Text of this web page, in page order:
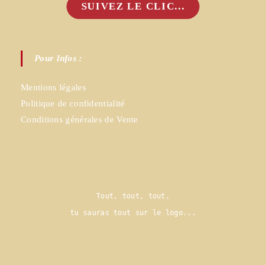
SUIVEZ LE CLIC...
Pour Infos :
Mentions légales
Politique de confidentialité
Conditions générales de Vente
Tout, tout, tout,
tu sauras tout sur le logo.. .